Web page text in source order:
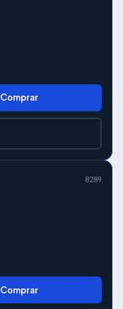
Comprar
8289
Comprar